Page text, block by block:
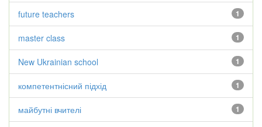
1
future teachers
1
master class
1
New Ukrainian school
1
компетентнісний підхід
1
майбутні вчителі